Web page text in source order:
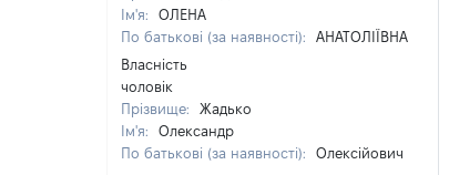
Ім'я:
ОЛЕНА
По батькові (за наявності):
АНАТОЛІЇВНА
Власність
чоловік
Прізвище:
Жадько
Ім'я:
Олександр
По батькові (за наявності):
Олексійович